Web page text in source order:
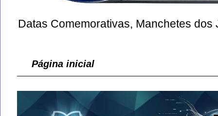
Datas Comemorativas, Manchetes
Página inicial